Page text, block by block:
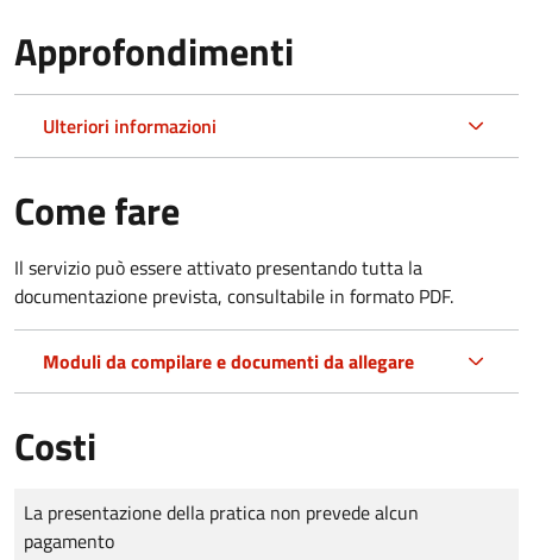
Approfondimenti
Ulteriori informazioni
Come fare
Il servizio può essere attivato presentando tutta la
documentazione prevista, consultabile in formato PDF.
Moduli da compilare e documenti da allegare
Costi
Tipo di pagamento
Importo
La presentazione della pratica non prevede alcun
pagamento